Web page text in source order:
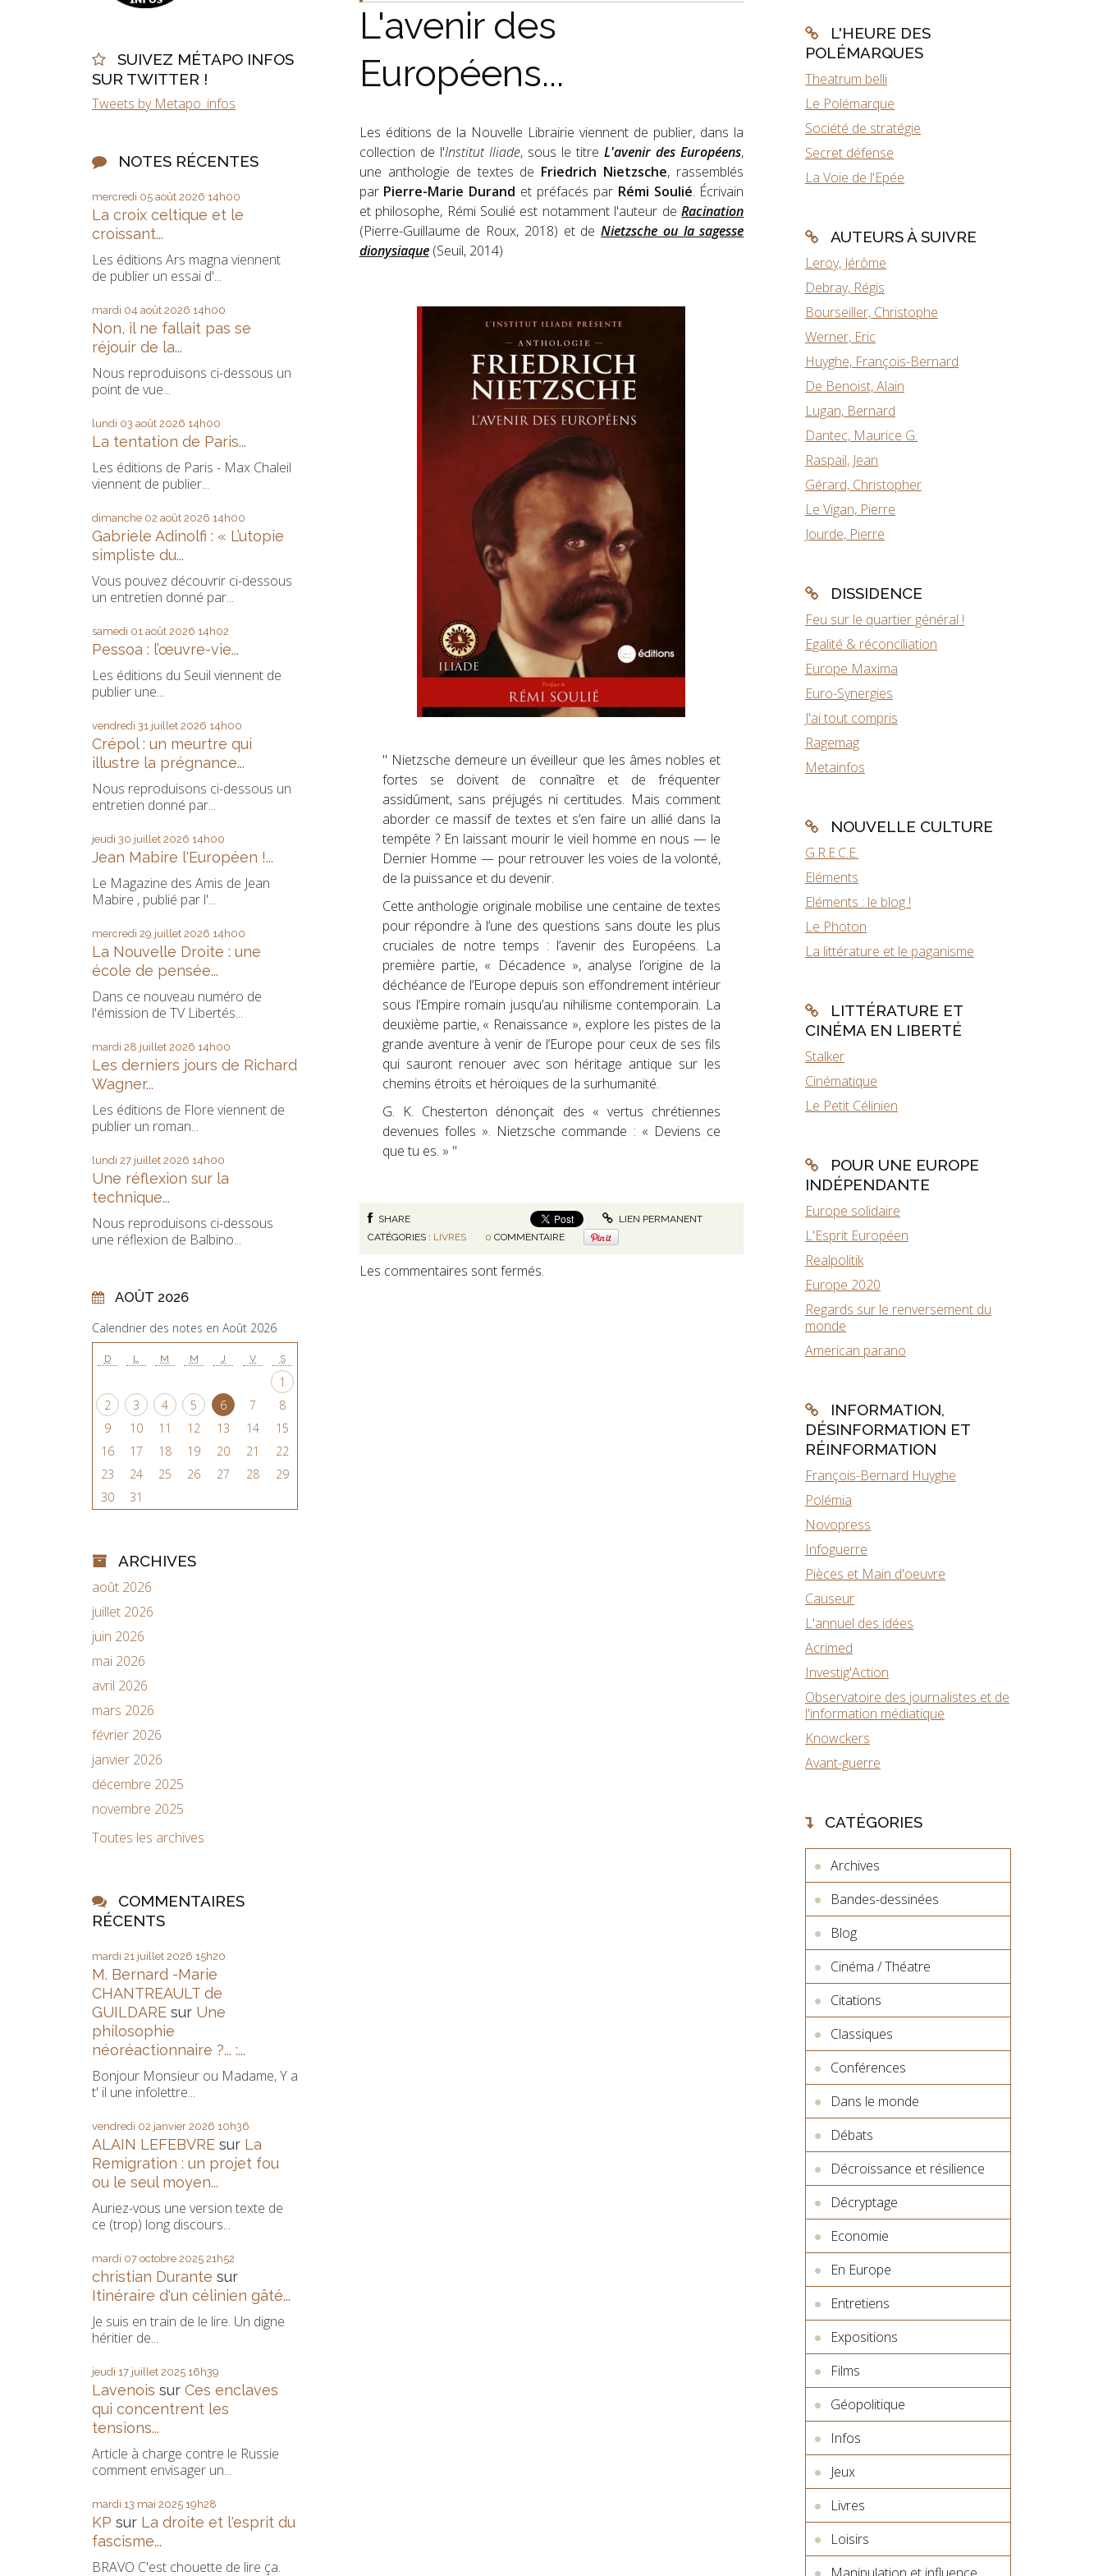
SUIVEZ MÉTAPO INFOS
SUR TWITTER !
Tweets by Metapo_infos
NOTES RÉCENTES
mercredi 05 août 2026 14h00
La croix celtique et le
croissant...
Les éditions Ars magna viennent
de publier un essai d'...
mardi 04 août 2026 14h00
Non, il ne fallait pas se
réjouir de la...
Nous reproduisons ci-dessous un
point de vue...
lundi 03 août 2026 14h00
La tentation de Paris...
Les éditions de Paris - Max Chaleil
viennent de publier...
dimanche 02 août 2026 14h00
Gabriele Adinolfi : « L’utopie
simpliste du...
Vous pouvez découvrir ci-dessous
un entretien donné par...
samedi 01 août 2026 14h02
Pessoa : l’œuvre-vie...
Les éditions du Seuil viennent de
publier une...
vendredi 31 juillet 2026 14h00
Crépol : un meurtre qui
illustre la prégnance...
Nous reproduisons ci-dessous un
entretien donné par...
jeudi 30 juillet 2026 14h00
Jean Mabire l'Européen !...
Le Magazine des Amis de Jean
Mabire , publié par l'...
mercredi 29 juillet 2026 14h00
La Nouvelle Droite : une
école de pensée...
Dans ce nouveau numéro de
l'émission de TV Libertés...
mardi 28 juillet 2026 14h00
Les derniers jours de Richard
Wagner...
Les éditions de Flore viennent de
publier un roman...
lundi 27 juillet 2026 14h00
Une réflexion sur la
technique...
Nous reproduisons ci-dessous
une réflexion de Balbino...
AOÛT 2026
Calendrier des notes en Août 2026
D L M M J V S
1
2
3 4 5 6 7
8
9
10 11 12 13 14
15
16
17 18 19 20 21
22
23
24 25 26 27 28
29
30
31
ARCHIVES
août 2026
juillet 2026
juin 2026
mai 2026
avril 2026
mars 2026
février 2026
janvier 2026
décembre 2025
novembre 2025
Toutes les archives
COMMENTAIRES
RÉCENTS
mardi 21 juillet 2026 15h20
M. Bernard -Marie
CHANTREAULT de
GUILDARE sur Une
philosophie
néoréactionnaire ?... :...
Bonjour Monsieur ou Madame, Y a
t' il une infolettre...
vendredi 02 janvier 2026 10h36
ALAIN LEFEBVRE sur La
Remigration : un projet fou
ou le seul moyen...
Auriez-vous une version texte de
ce (trop) long discours...
mardi 07 octobre 2025 21h52
christian Durante sur
Itinéraire d'un célinien gâté...
Je suis en train de le lire. Un digne
héritier de...
jeudi 17 juillet 2025 16h39
Lavenois sur Ces enclaves
qui concentrent les
tensions...
Article à charge contre le Russie
comment envisager un...
mardi 13 mai 2025 19h28
KP sur La droite et l'esprit du
fascisme...
BRAVO C'est chouette de lire ça.
L'avenir des
Européens...
Les éditions de la Nouvelle Librairie viennent de publier, dans la
collection de l'Institut Iliade, sous le titreL'avenir des Européens,
une anthologie de textes de Friedrich Nietzsche, rassemblés
par Pierre-Marie Durand et préfacés par Rémi Soulié. Écrivain
et philosophe, Rémi Soulié est notamment l'auteur deRacination
(Pierre-Guillaume de Roux, 2018) et deNietzsche ou la sagesse
dionysiaque(Seuil, 2014)
" Nietzsche demeure un éveilleur que les âmes nobles et
fortes se doivent de connaître et de fréquenter
assidûment, sans préjugés ni certitudes. Mais comment
aborder ce massif de textes et s’en faire un allié dans la
tempête ? En laissant mourir le vieil homme en nous — le
Dernier Homme — pour retrouver les voies de la volonté,
de la puissance et du devenir.
Cette anthologie originale mobilise une centaine de textes
pour répondre à l’une des questions sans doute les plus
cruciales de notre temps : l’avenir des Européens. La
première partie, « Décadence », analyse l’origine de la
déchéance de l’Europe depuis son effondrement intérieur
sous l’Empire romain jusqu’au nihilisme contemporain. La
deuxième partie, « Renaissance », explore les pistes de la
grande aventure à venir de l’Europe pour ceux de ses fils
qui sauront renouer avec son héritage antique sur les
chemins étroits et héroïques de la surhumanité.
G. K. Chesterton dénonçait des « vertus chrétiennes
devenues folles ». Nietzsche commande : « Deviens ce
que tu es. » "
SHARE
LIEN PERMANENT
CATÉGORIES : LIVRES 0 COMMENTAIRE
Les commentaires sont fermés.
L'HEURE DES
POLÉMARQUES
Theatrum belli
Le Polémarque
Société de stratégie
Secret défense
La Voie de l'Epée
AUTEURS À SUIVRE
Leroy, Jérôme
Debray, Régis
Bourseiller, Christophe
Werner, Eric
Huyghe, François-Bernard
De Benoist, Alain
Lugan, Bernard
Dantec, Maurice G.
Raspail, Jean
Gérard, Christopher
Le Vigan, Pierre
Jourde, Pierre
DISSIDENCE
Feu sur le quartier général !
Egalité & réconciliation
Europe Maxima
Euro-Synergies
J'ai tout compris
Ragemag
Metainfos
NOUVELLE CULTURE
G.R.E.C.E.
Eléments
Eléments : le blog !
Le Photon
La littérature et le paganisme
LITTÉRATURE ET
CINÉMA EN LIBERTÉ
Stalker
Cinématique
Le Petit Célinien
POUR UNE EUROPE
INDÉPENDANTE
Europe solidaire
L'Esprit Européen
Realpolitik
Europe 2020
Regards sur le renversement du
monde
American parano
INFORMATION,
DÉSINFORMATION ET
RÉINFORMATION
François-Bernard Huyghe
Polémia
Novopress
Infoguerre
Pièces et Main d'oeuvre
Causeur
L'annuel des idées
Acrimed
Investig'Action
Observatoire des journalistes et de
l'information médiatique
Knowckers
Avant-guerre
CATÉGORIES
Archives
Bandes-dessinées
Blog
Cinéma / Théatre
Citations
Classiques
Conférences
Dans le monde
Débats
Décroissance et résilience
Décryptage
Economie
En Europe
Entretiens
Expositions
Films
Géopolitique
Infos
Jeux
Livres
Loisirs